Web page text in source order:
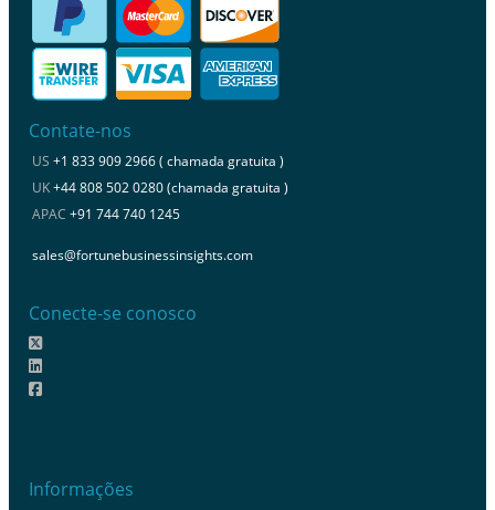
Contate-nos
US +1 833 909 2966 ( chamada gratuita )
UK+44 808 502 0280 (chamada gratuita )
APAC +91 744 740 1245
sales@fortunebusinessinsights.com
Conecte-se conosco
Informações